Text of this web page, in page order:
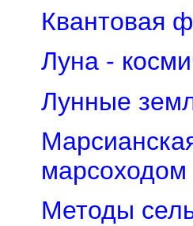
Квантовая
Луна -
Лунные
марсоходом
Методы